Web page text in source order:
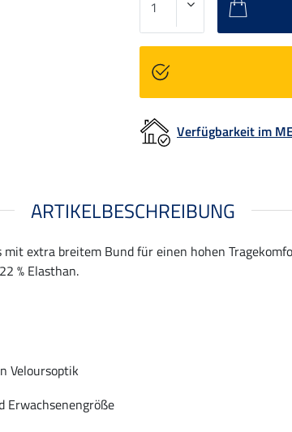
Verfügbarkeit im
ARTIKELBESCHREIBUNG
extra breitem Bund für einen hohen
% Elasthan.
Veloursoptik
Erwachsenengröße